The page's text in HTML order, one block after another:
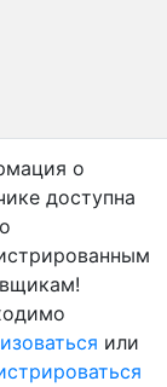
о
доступна
или